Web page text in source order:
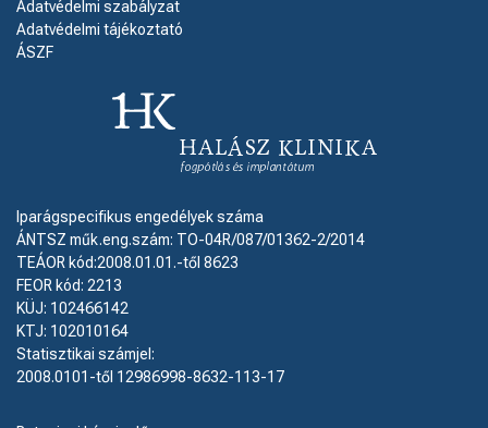
Adatvédelmi szabályzat
Adatvédelmi tájékoztató
ÁSZF
Iparágspecifikus engedélyek száma
ÁNTSZ műk.eng.szám: TO-04R/087/01362-2/2014
TEÁOR kód:2008.01.01.-től 8623
FEOR kód: 2213
KÜJ: 102466142
KTJ: 102010164
Statisztikai számjel:
2008.0101-től 12986998-8632-113-17